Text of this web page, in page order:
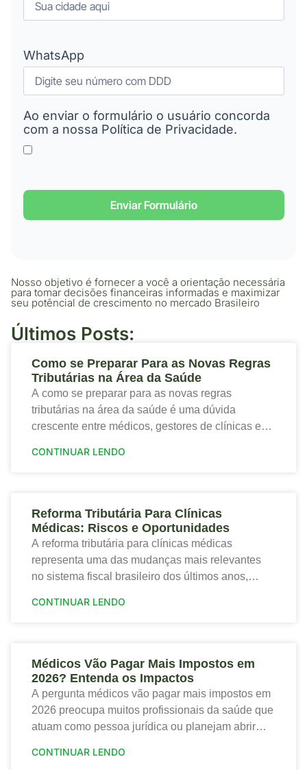
WhatsApp
Ao enviar o formulário o usuário concorda
com a nossa Política de Privacidade.
Enviar Formulário
Nosso objetivo é fornecer a você a orientação necessária
para tomar decisões financeiras informadas e maximizar
seu potêncial de crescimento no mercado Brasileiro
Últimos Posts:
Como se Preparar Para as Novas Regras
Tributárias na Área da Saúde
A como se preparar para as novas regras
tributárias na área da saúde é uma dúvida
crescente entre médicos, gestores de clínicas e
financeira
CONTINUAR LENDO
Reforma Tributária Para Clínicas
Médicas: Riscos e Oportunidades
A reforma tributária para clínicas médicas
representa uma das mudanças mais relevantes
no sistema fiscal brasileiro dos últimos anos,
setor de saúde. Portanto,
CONTINUAR LENDO
Médicos Vão Pagar Mais Impostos em
2026? Entenda os Impactos
A pergunta médicos vão pagar mais impostos em
2026 preocupa muitos profissionais da saúde que
atuam como pessoa jurídica ou planejam abrir
mudanças
CONTINUAR LENDO